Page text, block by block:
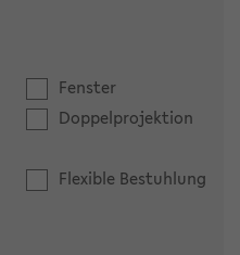
Fenster
Doppelprojektion
Flexible Bestuhlung